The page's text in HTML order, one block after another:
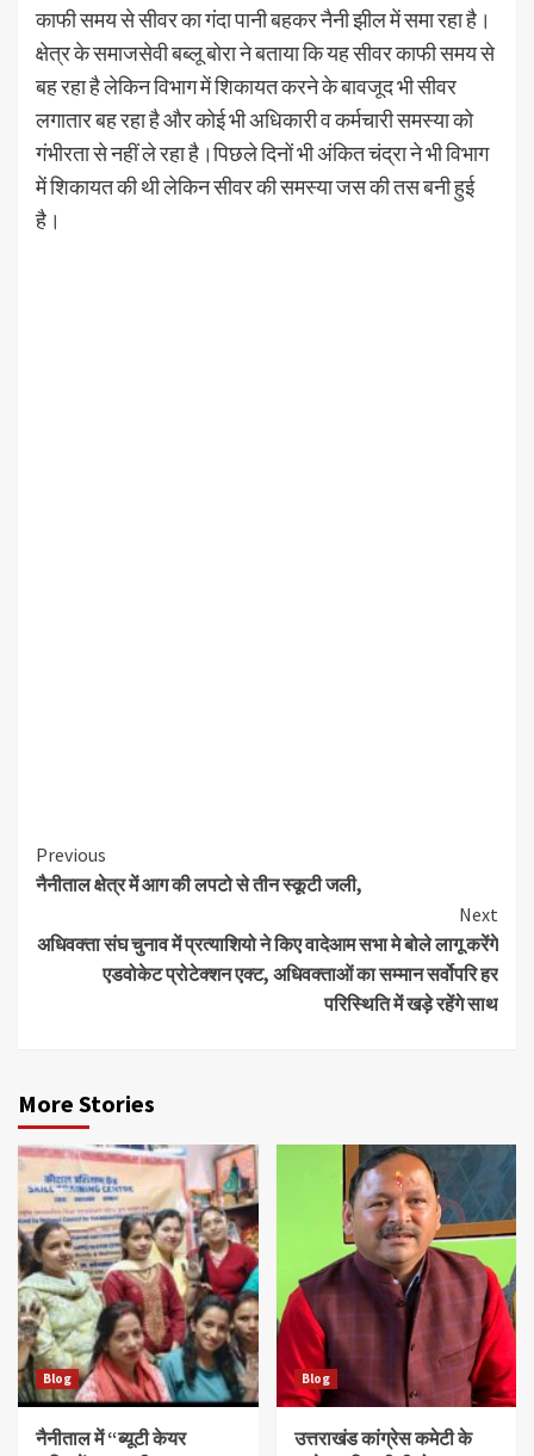
काफी समय से सीवर का गंदा पानी बहकर नैनी झील में समा रहा है।
क्षेत्र के समाजसेवी बब्लू बोरा ने बताया कि यह सीवर काफी समय से
बह रहा है लेकिन विभाग में शिकायत करने के बावजूद भी सीवर
लगातार बह रहा है और कोई भी अधिकारी व कर्मचारी समस्या को
गंभीरता से नहीं ले रहा है।पिछले दिनों भी अंकित चंद्रा ने भी विभाग
में शिकायत की थी लेकिन सीवर की समस्या जस की तस बनी हुई
है।
Continue
Reading
Previous
नैनीताल क्षेत्र में आग की लपटो से तीन स्कूटी जली,
Next
अधिवक्ता संघ चुनाव में प्रत्याशियो ने किए वादेआम सभा मे बोले लागू करेंगे
एडवोकेट प्रोटेक्शन एक्ट, अधिवक्ताओं का सम्मान सर्वोपरि हर
परिस्थिति में खड़े रहेंगे साथ
More Stories
Blog
नैनीताल में “ब्यूटी केयर
Blog
उत्तराखंड कांग्रेस कमेटी के